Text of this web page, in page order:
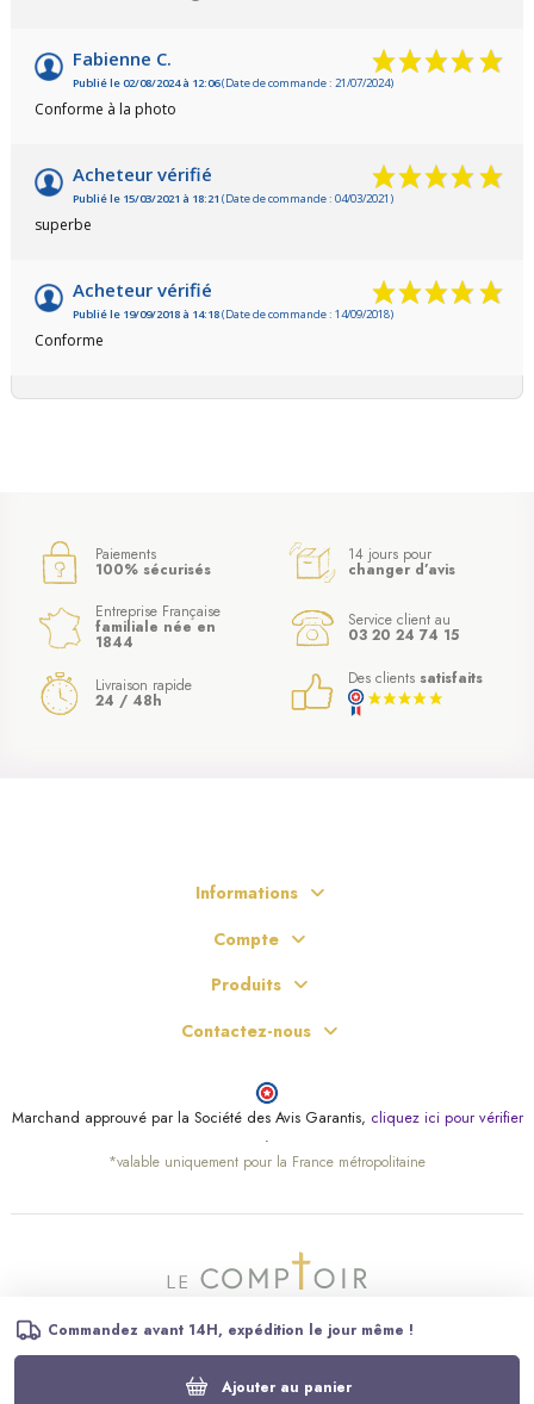
Commandez avant 14H, expédition le jour même !
Ajouter au panier
Fabienne C.
Publié le 02/08/2024 à 12:06(Date de commande : 21/07/2024)
Conforme à la photo
Acheteur vérifié
Publié le 15/03/2021 à 18:21 (Date de commande : 04/03/2021)
superbe
Acheteur vérifié
Publié le 19/09/2018 à 14:18(Date de commande : 14/09/2018)
Conforme
Paiements
100% sécurisés
14 jours pour
changer d’avis
Entreprise Française
familiale née en
1844
Service client au
03 20 24 74 15
Livraison rapide
24 / 48h
Des clients satisfaits
Informations
Compte
Produits
Contactez-nous
Marchand approuvé par la Société des Avis Garantis, cliquez ici pour vérifier
.
*valable uniquement pour la France métropolitaine